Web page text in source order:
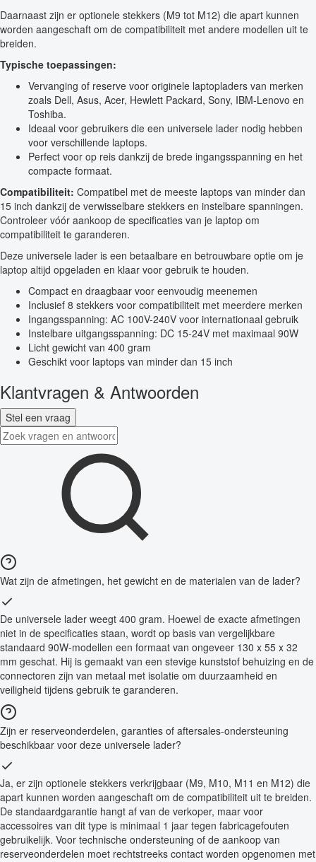
Daarnaast zijn er optionele stekkers (M9 tot M12) die apart kunnen
worden aangeschaft om de compatibiliteit met andere modellen uit te
breiden.
Typische toepassingen:
Vervanging of reserve voor originele laptopladers van merken
zoals Dell, Asus, Acer, Hewlett Packard, Sony, IBM-Lenovo en
Toshiba.
Ideaal voor gebruikers die een universele lader nodig hebben
voor verschillende laptops.
Perfect voor op reis dankzij de brede ingangsspanning en het
compacte formaat.
Compatibiliteit: Compatibel met de meeste laptops van minder dan
15 inch dankzij de verwisselbare stekkers en instelbare spanningen.
Controleer vóór aankoop de specificaties van je laptop om
compatibiliteit te garanderen.
Deze universele lader is een betaalbare en betrouwbare optie om je
laptop altijd opgeladen en klaar voor gebruik te houden.
Compact en draagbaar voor eenvoudig meenemen
Inclusief 8 stekkers voor compatibiliteit met meerdere merken
Ingangsspanning: AC 100V-240V voor internationaal gebruik
Instelbare uitgangsspanning: DC 15-24V met maximaal 90W
Licht gewicht van 400 gram
Geschikt voor laptops van minder dan 15 inch
Klantvragen & Antwoorden
Stel een vraag
Wat zijn de afmetingen, het gewicht en de materialen van de lader?
De universele lader weegt 400 gram. Hoewel de exacte afmetingen
niet in de specificaties staan, wordt op basis van vergelijkbare
standaard 90W-modellen een formaat van ongeveer 130 x 55 x 32
mm geschat. Hij is gemaakt van een stevige kunststof behuizing en de
connectoren zijn van metaal met isolatie om duurzaamheid en
veiligheid tijdens gebruik te garanderen.
Zijn er reserveonderdelen, garanties of aftersales-ondersteuning
beschikbaar voor deze universele lader?
Ja, er zijn optionele stekkers verkrijgbaar (M9, M10, M11 en M12) die
apart kunnen worden aangeschaft om de compatibiliteit uit te breiden.
De standaardgarantie hangt af van de verkoper, maar voor
accessoires van dit type is minimaal 1 jaar tegen fabricagefouten
gebruikelijk. Voor technische ondersteuning of de aankoop van
reserveonderdelen moet rechtstreeks contact worden opgenomen met